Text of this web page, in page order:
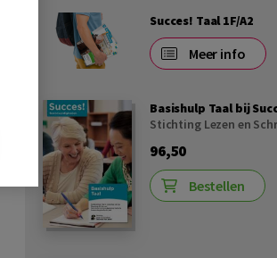
Succes! Taal 1F/A2
Meer info
Basishulp Taal bij
Stichting Lezen en
96,50
Bestellen